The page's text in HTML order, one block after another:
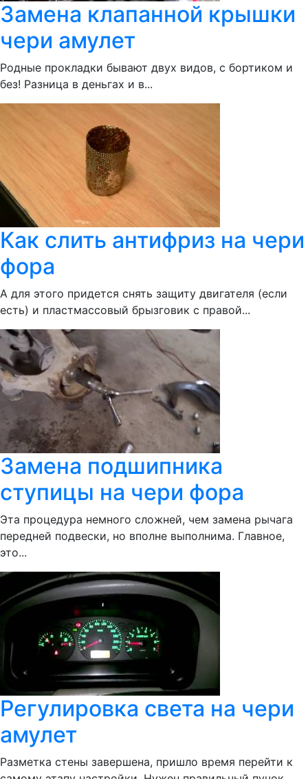
Замена клапанной крышки
чери амулет
Родные прокладки бывают двух видов, с бортиком и
без! Разница в деньгах и в...
Как слить антифриз на чери
фора
А для этого придется снять защиту двигателя (если
есть) и пластмассовый брызговик с правой...
Замена подшипника
ступицы на чери фора
Эта процедура немного сложней, чем замена рычага
передней подвески, но вполне выполнима. Главное,
это...
Регулировка света на чери
амулет
Разметка стены завершена, пришло время перейти к